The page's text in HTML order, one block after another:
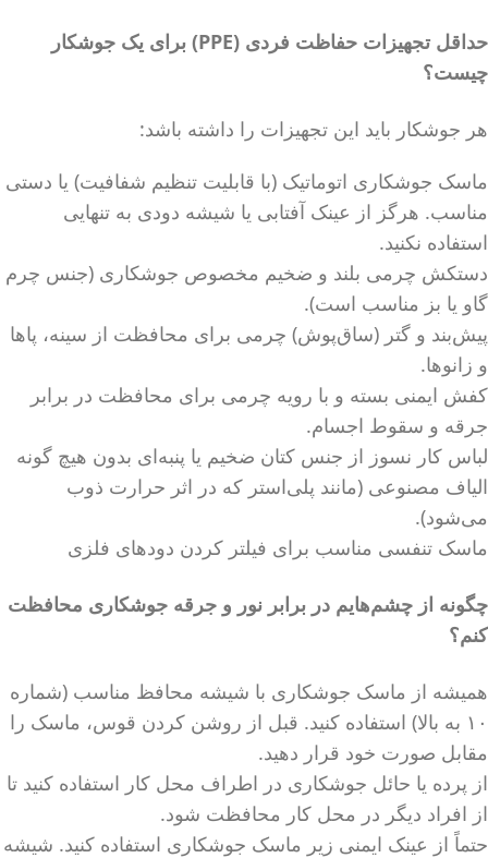
حداقل تجهیزات حفاظت فردی (PPE) برای یک جوشکار
چیست؟
هر جوشکار باید این تجهیزات را داشته باشد:
ماسک جوشکاری اتوماتیک (با قابلیت تنظیم شفافیت) یا دستی
مناسب. هرگز از عینک آفتابی یا شیشه دودی به تنهایی
استفاده نکنید.
دستکش چرمی بلند و ضخیم مخصوص جوشکاری (جنس چرم
گاو یا بز مناسب است).
پیش‌بند و گتر (ساق‌پوش) چرمی برای محافظت از سینه، پاها
و زانوها.
کفش ایمنی بسته و با رویه چرمی برای محافظت در برابر
جرقه و سقوط اجسام.
لباس کار نسوز از جنس کتان ضخیم یا پنبه‌ای بدون هیچ گونه
الیاف مصنوعی (مانند پلی‌استر که در اثر حرارت ذوب
می‌شود).
ماسک تنفسی مناسب برای فیلتر کردن دودهای فلزی
چگونه از چشم‌هایم در برابر نور و جرقه جوشکاری محافظت
کنم؟
همیشه از ماسک جوشکاری با شیشه محافظ مناسب (شماره
۱۰ به بالا) استفاده کنید. قبل از روشن کردن قوس، ماسک را
مقابل صورت خود قرار دهید.
از پرده یا حائل جوشکاری در اطراف محل کار استفاده کنید تا
از افراد دیگر در محل کار محافظت شود.
حتماً از عینک ایمنی زیر ماسک جوشکاری استفاده کنید. شیشه